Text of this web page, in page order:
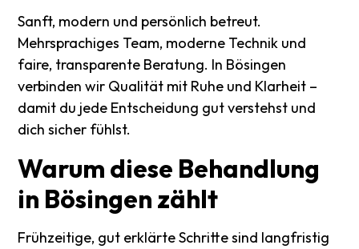
Sanft, modern und persönlich betreut.
Mehrsprachiges Team, moderne Technik und
faire, transparente Beratung. In Bösingen
verbinden wir Qualität mit Ruhe und Klarheit –
damit du jede Entscheidung gut verstehst und
dich sicher fühlst.
Warum diese Behandlung
in Bösingen zählt
Frühzeitige, gut erklärte Schritte sind langfristig